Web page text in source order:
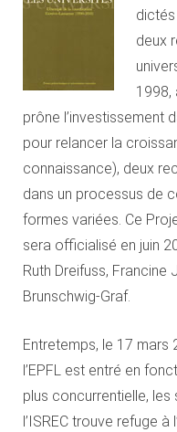
deux
1998,
prône l’investissement
pour relancer la
connaissance), deux
dans un processus de
formes variées. Ce
sera officialisé en juin
Ruth Dreifuss,
Brunschwig-Graf.
Entretemps, le 17 mars
l’EPFL est entré en
plus concurrentielle,
l’ISREC trouve refuge à